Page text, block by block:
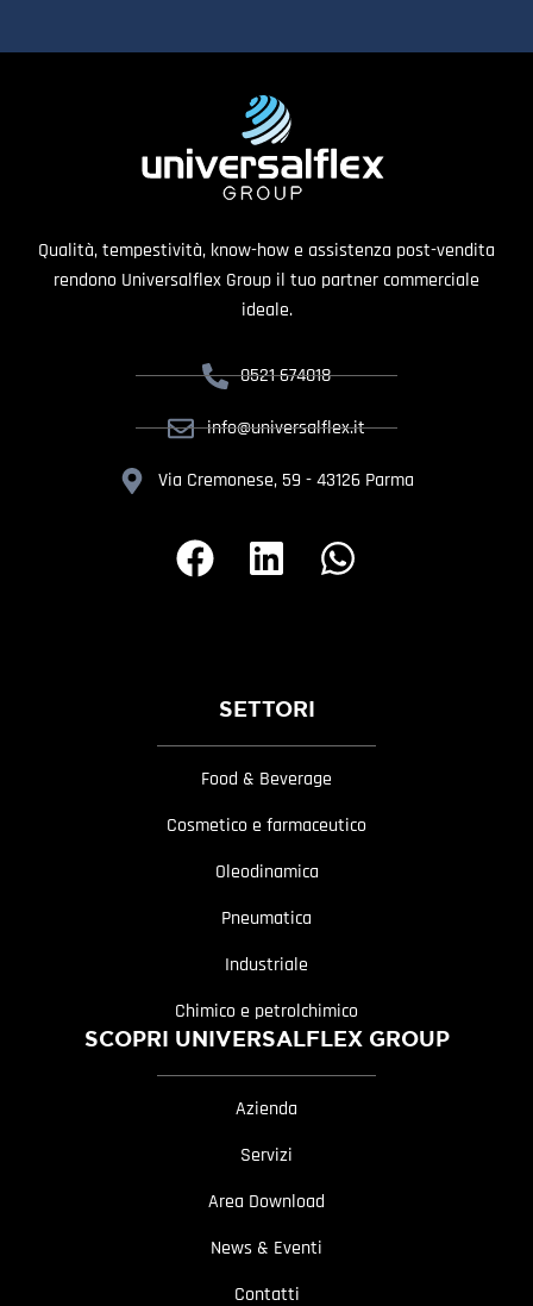
Qualità, tempestività, know-how e assistenza post-vendita
rendono Universalflex Group il tuo partner commerciale
ideale.
0521 674018
info@universalflex.it
Via Cremonese, 59 - 43126 Parma
SETTORI
Food & Beverage
Cosmetico e farmaceutico
Oleodinamica
Pneumatica
Industriale
Chimico e petrolchimico
SCOPRI UNIVERSALFLEX GROUP
Azienda
Servizi
Area Download
News & Eventi
Contatti